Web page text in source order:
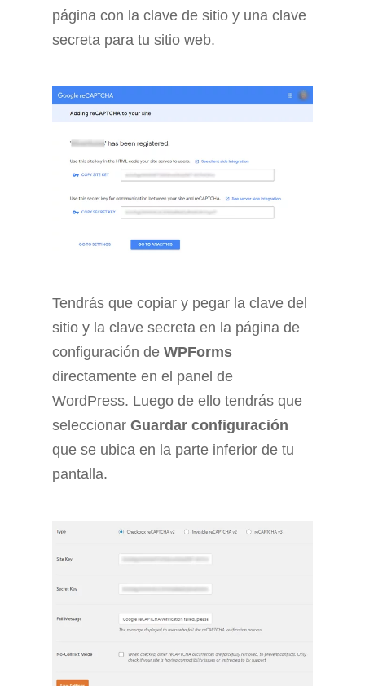
página con la clave de sitio y una clave
secreta para tu sitio web.
Tendrás que copiar y pegar la clave del
sitio y la clave secreta en la página de
configuración de WPForms
directamente en el panel de
WordPress. Luego de ello tendrás que
seleccionar Guardar configuración
que se ubica en la parte inferior de tu
pantalla.